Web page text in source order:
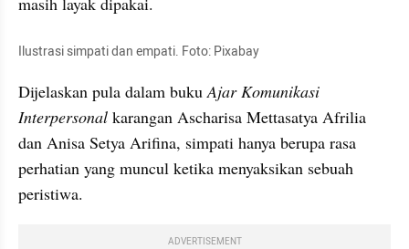
Ilustrasi simpati dan empati. Foto: Pixabay
Dijelaskan pula dalam buku Ajar Komunikasi
Interpersonal karangan Ascharisa Mettasatya Afrilia
dan Anisa Setya Arifina, simpati hanya berupa rasa
perhatian yang muncul ketika menyaksikan sebuah
peristiwa.
ADVERTISEMENT